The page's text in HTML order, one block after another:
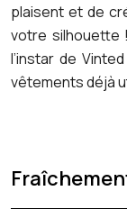
plaisent et de
votre silhouette
l’instar de
vêtements déjà